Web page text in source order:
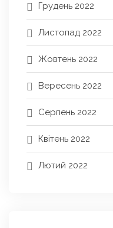
Грудень 2022
Листопад 2022
Жовтень 2022
Вересень 2022
Серпень 2022
Квітень 2022
Лютий 2022